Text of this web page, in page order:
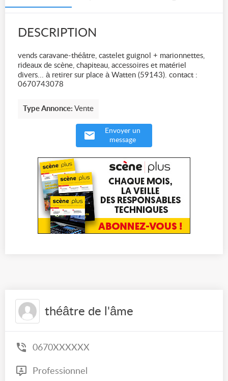
DESCRIPTION
vends caravane-théâtre, castelet guignol + marionnettes,
rideaux de scène, chapiteau, accessoires et matériel
divers... à retirer sur place à Watten (59143). contact :
0670743078
Type Annonce: Vente
Envoyer un
message
théâtre de l'âme
0670XXXXXX
Professionnel